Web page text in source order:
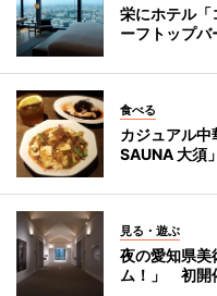
栄にホテル
ーフトップバ
食べる
カジュアル
SAUNA 大須
見る・遊ぶ
夜の愛知県美
ム！」 初開